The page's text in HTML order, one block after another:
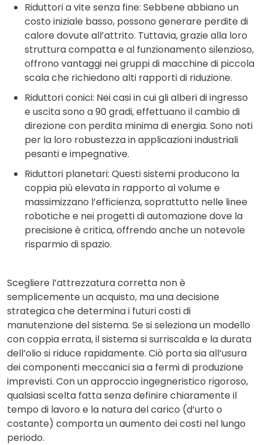
Riduttori a vite senza fine: Sebbene abbiano un
costo iniziale basso, possono generare perdite di
calore dovute all’attrito. Tuttavia, grazie alla loro
struttura compatta e al funzionamento silenzioso,
offrono vantaggi nei gruppi di macchine di piccola
scala che richiedono alti rapporti di riduzione.
Riduttori conici: Nei casi in cui gli alberi di ingresso
e uscita sono a 90 gradi, effettuano il cambio di
direzione con perdita minima di energia. Sono noti
per la loro robustezza in applicazioni industriali
pesanti e impegnative.
Riduttori planetari: Questi sistemi producono la
coppia più elevata in rapporto al volume e
massimizzano l’efficienza, soprattutto nelle linee
robotiche e nei progetti di automazione dove la
precisione è critica, offrendo anche un notevole
risparmio di spazio.
Scegliere l’attrezzatura corretta non è
semplicemente un acquisto, ma una decisione
strategica che determina i futuri costi di
manutenzione del sistema. Se si seleziona un modello
con coppia errata, il sistema si surriscalda e la durata
dell’olio si riduce rapidamente. Ciò porta sia all’usura
dei componenti meccanici sia a fermi di produzione
imprevisti. Con un approccio ingegneristico rigoroso,
qualsiasi scelta fatta senza definire chiaramente il
tempo di lavoro e la natura del carico (d’urto o
costante) comporta un aumento dei costi nel lungo
periodo.